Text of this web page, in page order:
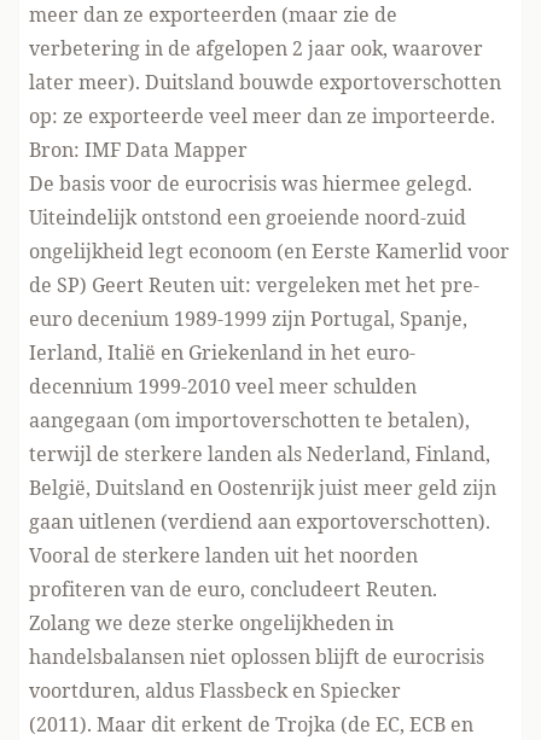
meer dan ze exporteerden (maar zie de
verbetering in de afgelopen 2 jaar ook, waarover
later meer). Duitsland bouwde exportoverschotten
op: ze exporteerde veel meer dan ze importeerde.
Bron: IMF Data Mapper
De basis voor de eurocrisis was hiermee gelegd.
Uiteindelijk ontstond een groeiende noord-zuid
ongelijkheid legt econoom (en Eerste Kamerlid voor
de SP) Geert Reutenuit: vergeleken met het pre-
euro decenium 1989-1999 zijn Portugal, Spanje,
Ierland, Italië en Griekenland in het euro-
decennium 1999-2010 veel meer schulden
aangegaan (om importoverschotten te betalen),
terwijl de sterkere landen als Nederland, Finland,
België, Duitsland en Oostenrijk juist meer geld zijn
gaan uitlenen (verdiend aan exportoverschotten).
Vooral de sterkere landen uit het noorden
profiteren van de euro, concludeert Reuten.
Zolang we deze sterke ongelijkheden in
handelsbalansen niet oplossen blijft de eurocrisis
voortduren, aldus Flassbeck en Spiecker
(2011). Maar dit erkent de Trojka (de EC, ECB en